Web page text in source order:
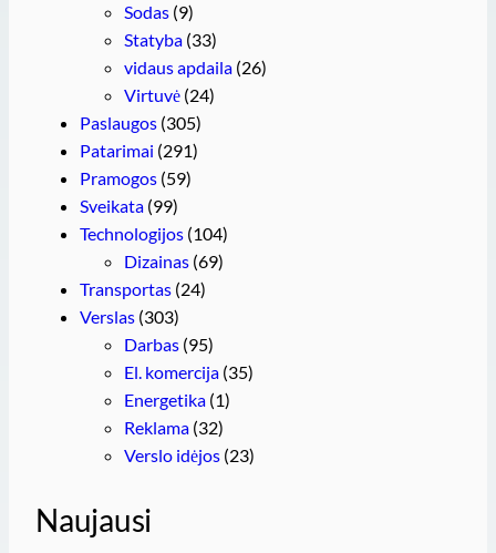
Sodas (9)
Statyba (33)
vidaus apdaila (26)
Virtuvė (24)
Paslaugos (305)
Patarimai (291)
Pramogos (59)
Sveikata (99)
Technologijos (104)
Dizainas (69)
Transportas (24)
Verslas (303)
Darbas (95)
El. komercija (35)
Energetika (1)
Reklama (32)
Verslo idėjos (23)
Naujausi